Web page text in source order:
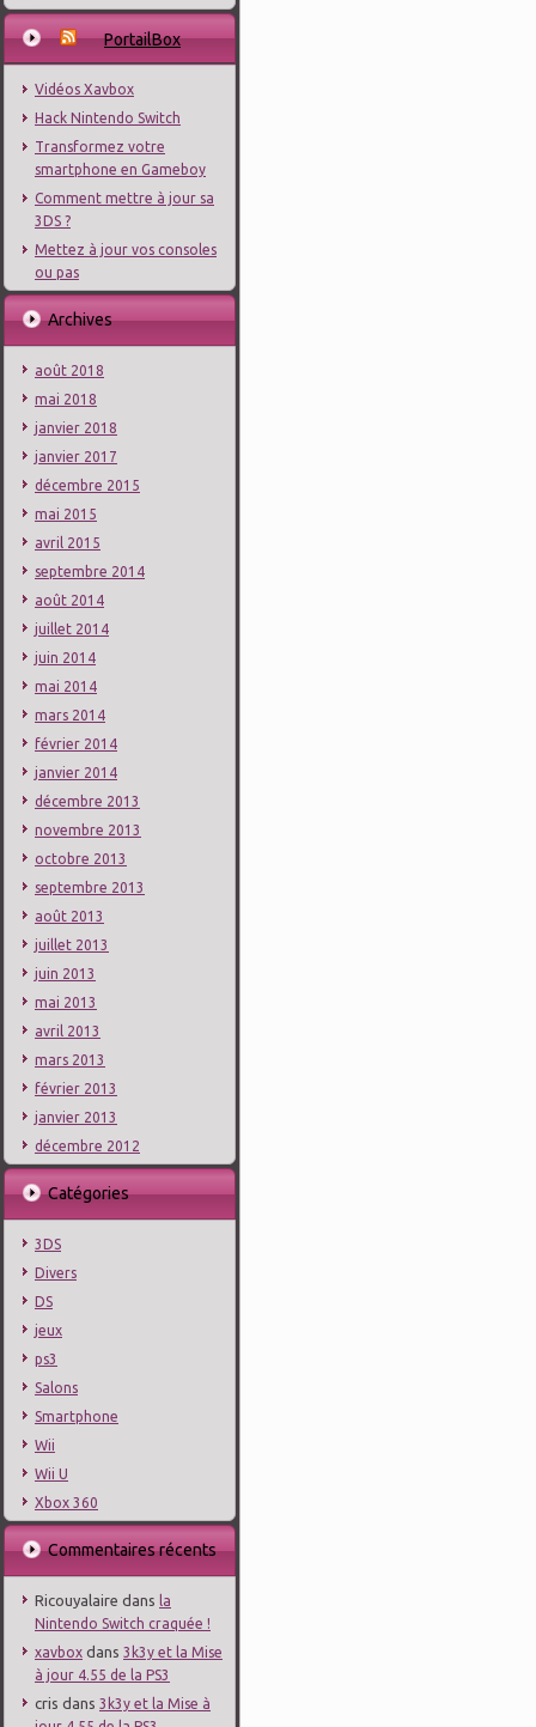
PortailBox
Vidéos Xavbox
Hack Nintendo Switch
Transformez votre
smartphone en Gameboy
Comment mettre à jour sa
3DS ?
Mettez à jour vos consoles
ou pas
Archives
août 2018
mai 2018
janvier 2018
janvier 2017
décembre 2015
mai 2015
avril 2015
septembre 2014
août 2014
juillet 2014
juin 2014
mai 2014
mars 2014
février 2014
janvier 2014
décembre 2013
novembre 2013
octobre 2013
septembre 2013
août 2013
juillet 2013
juin 2013
mai 2013
avril 2013
mars 2013
février 2013
janvier 2013
décembre 2012
Catégories
3DS
Divers
DS
jeux
ps3
Salons
Smartphone
Wii
Wii U
Xbox 360
Commentaires récents
Ricouyalaire dans la
Nintendo Switch craquée !
xavbox dans 3k3y et la Mise
à jour 4.55 de la PS3
cris dans 3k3y et la Mise à